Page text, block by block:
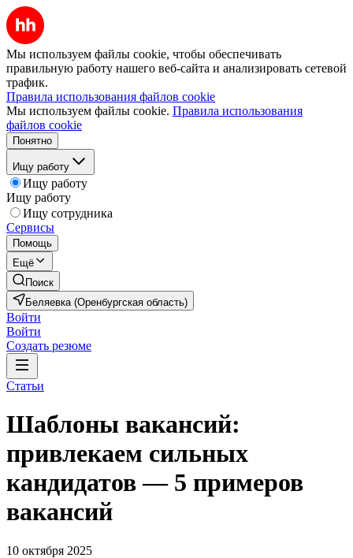
Мы используем файлы cookie, чтобы обеспечивать
правильную работу нашего веб-сайта и анализировать сетевой
трафик.
Правила использования файлов cookie
Мы используем файлы cookie. Правила использования
файлов cookie
Понятно
Ищу работу
Ищу работу
Ищу работу
Ищу сотрудника
Сервисы
Помощь
Ещё
Поиск
Беляевка (Оренбургская область)
Войти
Войти
Создать резюме
Статьи
Шаблоны вакансий:
привлекаем сильных
кандидатов — 5 примеров
вакансий
10 октября 2025